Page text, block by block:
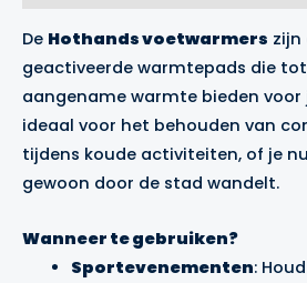
De Hothands voetwarmers zijn
geactiveerde warmtepads die
aangename warmte bieden voor
ideaal voor het behouden van
tijdens koude activiteiten, of je
gewoon door de stad wandelt.
Wanneer te gebruiken?
Sportevenementen: